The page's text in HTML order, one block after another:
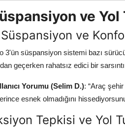
ve
ve
3'ün süspansiyon sistemi bazı
geçerken rahatsız edici bir
Yorumu (Selim D.): “Araç
esnek olmadığını
Tepkisi ve Yol